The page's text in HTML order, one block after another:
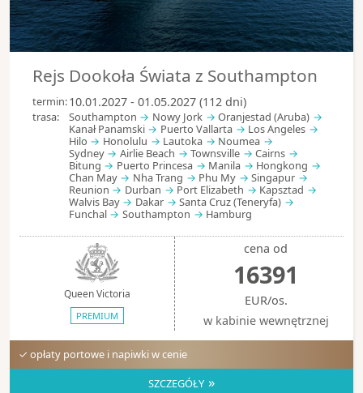
Rejs Dookoła Świata z Southampton
termin:10.01.2027 - 01.05.2027 (112 dni)
trasa: Southampton Nowy Jork
Oranjestad (Aruba)
Kanał Panamski
Puerto Vallarta
Los Angeles
Hilo
Honolulu Lautoka
Noumea
Sydney
Airlie Beach Townsville
Cairns
Bitung
Puerto Princesa Manila
Hongkong
Chan May
Nha Trang Phu My
Singapur
Reunion
Durban Port Elizabeth
Kapsztad
Walvis Bay
Dakar
Santa Cruz (Teneryfa)
Funchal
Southampton Hamburg
Queen Victoria
PREMIUM
cena od
16391
EUR/os.
w kabinie wewnętrznej
✓ opłaty portowe i napiwki w cenie
SZCZEGÓŁY »